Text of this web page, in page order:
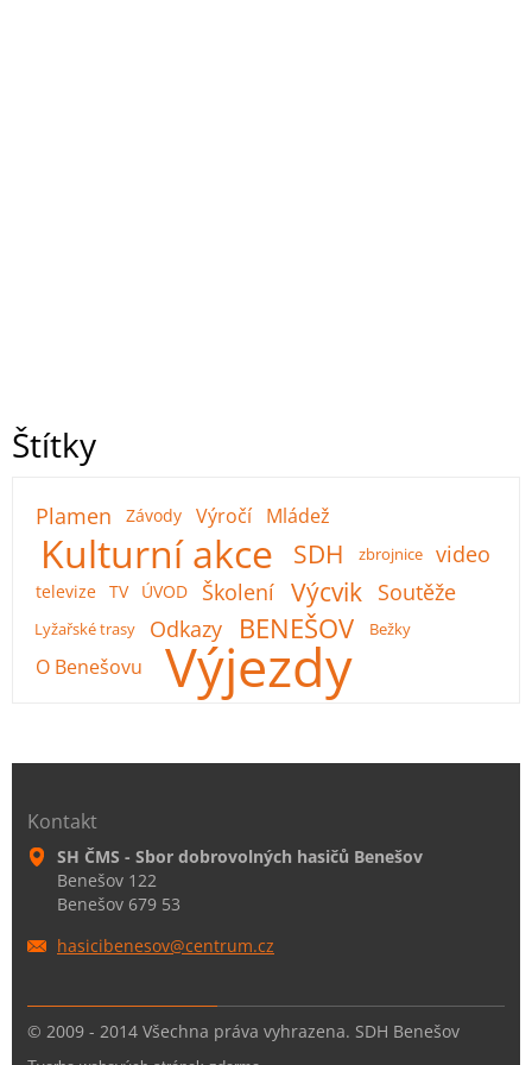
Štítky
Plamen Závody Výročí Mládež
Kulturní akce SDH zbrojnice video
televize TV ÚVOD Školení Výcvik Soutěže
Lyžařské trasy Odkazy BENEŠOV Bežky
O Benešovu Výjezdy
Kontakt
SH ČMS - Sbor dobrovolných hasičů Benešov
Benešov 122
Benešov 679 53
hasicibenesov@centrum.cz
© 2009 - 2014 Všechna práva vyhrazena. SDH Benešov